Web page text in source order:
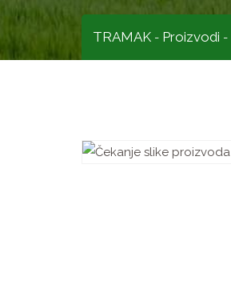
TRAMAK - Proizvodi -